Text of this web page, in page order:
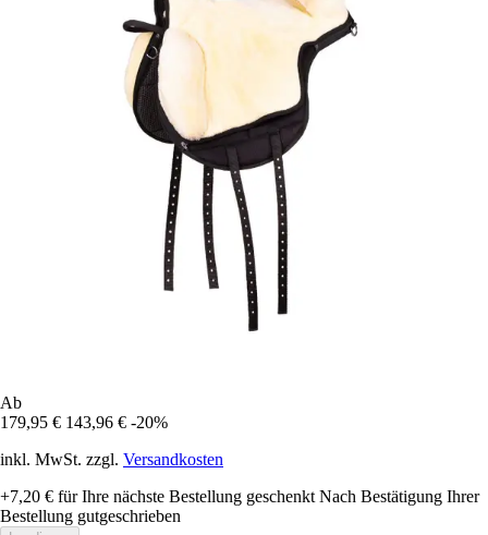
Ab
179,95 € 143,96 € -20%
inkl. MwSt. zzgl. Versandkosten
+7,20 € für Ihre nächste Bestellung geschenkt Nach Bestätigung Ihrer
Bestellung gutgeschrieben